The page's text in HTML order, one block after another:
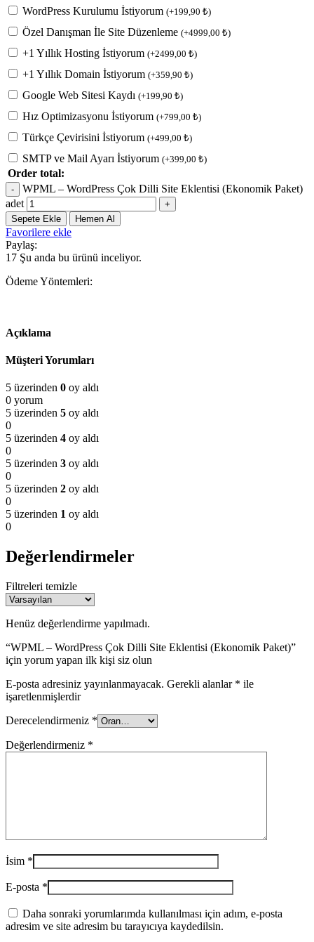
WordPress Kurulumu İstiyorum (+199,90 ₺)
Özel Danışman İle Site Düzenleme (+4999,00 ₺)
+1 Yıllık Hosting İstiyorum (+2499,00 ₺)
+1 Yıllık Domain İstiyorum (+359,90 ₺)
Google Web Sitesi Kaydı (+199,90 ₺)
Hız Optimizasyonu İstiyorum (+799,00 ₺)
Türkçe Çevirisini İstiyorum (+499,00 ₺)
SMTP ve Mail Ayarı İstiyorum (+399,00 ₺)
Order total:
WPML – WordPress Çok Dilli Site Eklentisi (Ekonomik Paket)
adet
Sepete Ekle Hemen Al
Favorilere ekle
Paylaş:
17 Şu anda bu ürünü inceliyor.
Ödeme Yöntemleri:
Açıklama
Müşteri Yorumları
5 üzerinden 0 oy aldı
0 yorum
5 üzerinden 5 oy aldı
0
5 üzerinden 4 oy aldı
0
5 üzerinden 3 oy aldı
0
5 üzerinden 2 oy aldı
0
5 üzerinden 1 oy aldı
0
Değerlendirmeler
Filtreleri temizle
Henüz değerlendirme yapılmadı.
“WPML – WordPress Çok Dilli Site Eklentisi (Ekonomik Paket)”
için yorum yapan ilk kişi siz olun
E-posta adresiniz yayınlanmayacak. Gerekli alanlar * ile
işaretlenmişlerdir
Derecelendirmeniz *
Değerlendirmeniz *
İsim *
E-posta *
Daha sonraki yorumlarımda kullanılması için adım, e-posta
adresim ve site adresim bu tarayıcıya kaydedilsin.